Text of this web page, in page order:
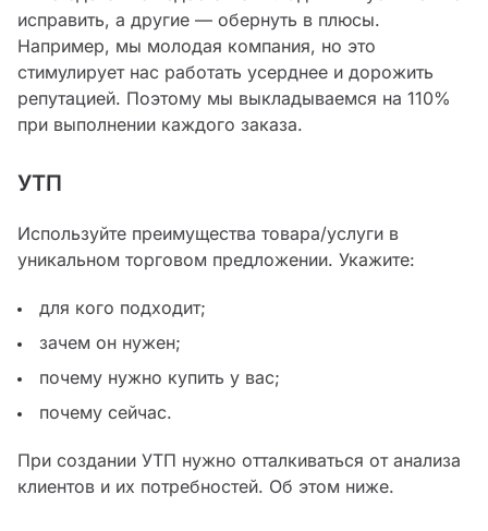
исправить, а другие — обернуть в плюсы.
Например, мы молодая компания, но это
стимулирует нас работать усерднее и дорожить
репутацией. Поэтому мы выкладываемся на 110%
при выполнении каждого заказа.
УТП
Используйте преимущества товара/услуги в
уникальном торговом предложении. Укажите:
для кого подходит;
зачем он нужен;
почему нужно купить у вас;
почему сейчас.
При создании УТП нужно отталкиваться от анализа
клиентов и их потребностей. Об этом ниже.